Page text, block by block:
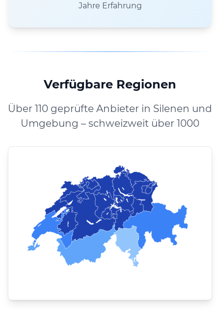
Jahre Erfahrung
Verfügbare Regionen
Über 110 geprüfte Anbieter in Silenen und
Umgebung – schweizweit über 1000